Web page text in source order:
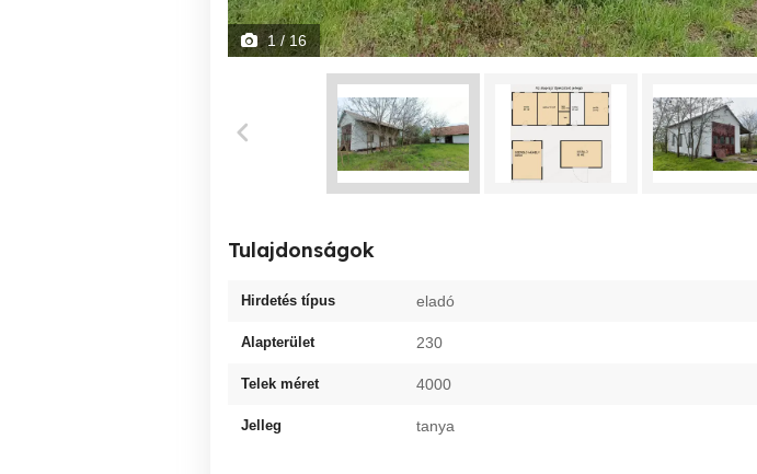
1/ 16
Tulajdonságok
Hirdetés típus eladó
Alapterület 230
Telek méret 4000
Jelleg tanya